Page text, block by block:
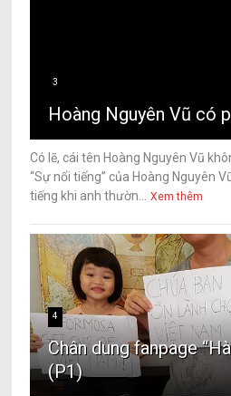
3
Hoàng Nguyên Vũ có
Có lẽ, cái tên Hoàng Nguyên Vũ
“Sự nổi tiếng” của Hoàng Nguyên
tiếng khi anh thườn...
Xem thêm
4
Chân dung fanpage
(P1)